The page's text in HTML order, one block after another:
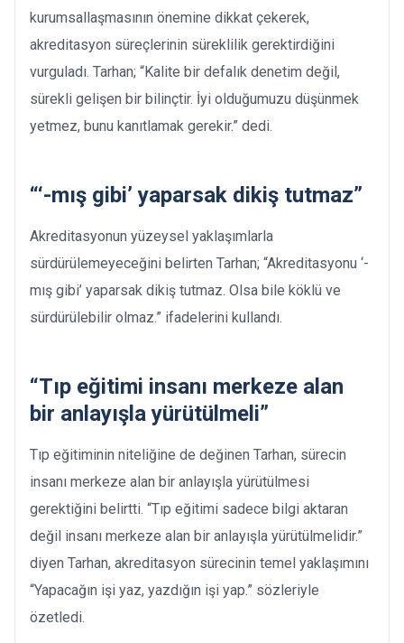
kurumsallaşmasının önemine dikkat çekerek,
akreditasyon süreçlerinin süreklilik gerektirdiğini
vurguladı. Tarhan; “Kalite bir defalık denetim değil,
sürekli gelişen bir bilinçtir. İyi olduğumuzu düşünmek
yetmez, bunu kanıtlamak gerekir.” dedi.
“‘-mış gibi’ yaparsak dikiş tutmaz”
Akreditasyonun yüzeysel yaklaşımlarla
sürdürülemeyeceğini belirten Tarhan; “Akreditasyonu ‘-
mış gibi’ yaparsak dikiş tutmaz. Olsa bile köklü ve
sürdürülebilir olmaz.” ifadelerini kullandı.
“Tıp eğitimi insanı merkeze alan
bir anlayışla yürütülmeli”
Tıp eğitiminin niteliğine de değinen Tarhan, sürecin
insanı merkeze alan bir anlayışla yürütülmesi
gerektiğini belirtti. “Tıp eğitimi sadece bilgi aktaran
değil insanı merkeze alan bir anlayışla yürütülmelidir.”
diyen Tarhan, akreditasyon sürecinin temel yaklaşımını
“Yapacağın işi yaz, yazdığın işi yap.” sözleriyle
özetledi.